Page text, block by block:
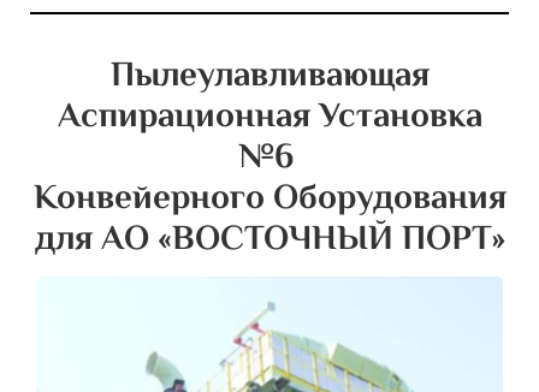
Пылеулавливающая
Аспирационная Установка
№6
Конвейерного Оборудования
для АО «ВОСТОЧНЫЙ ПОРТ»